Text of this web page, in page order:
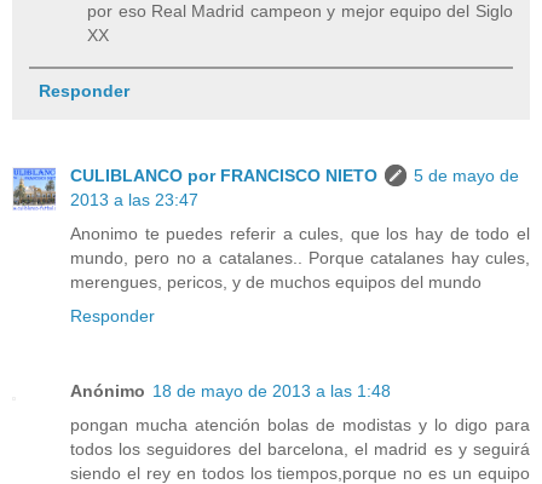
por eso Real Madrid campeon y mejor equipo del Siglo
XX
Responder
CULIBLANCO por FRANCISCO NIETO
5 de mayo de
2013 a las 23:47
Anonimo te puedes referir a cules, que los hay de todo el
mundo, pero no a catalanes.. Porque catalanes hay cules,
merengues, pericos, y de muchos equipos del mundo
Responder
Anónimo 18 de mayo de 2013 a las 1:48
pongan mucha atención bolas de modistas y lo digo para
todos los seguidores del barcelona, el madrid es y seguirá
siendo el rey en todos los tiempos,porque no es un equipo